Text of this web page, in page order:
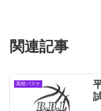
関連記事
高校バスケ